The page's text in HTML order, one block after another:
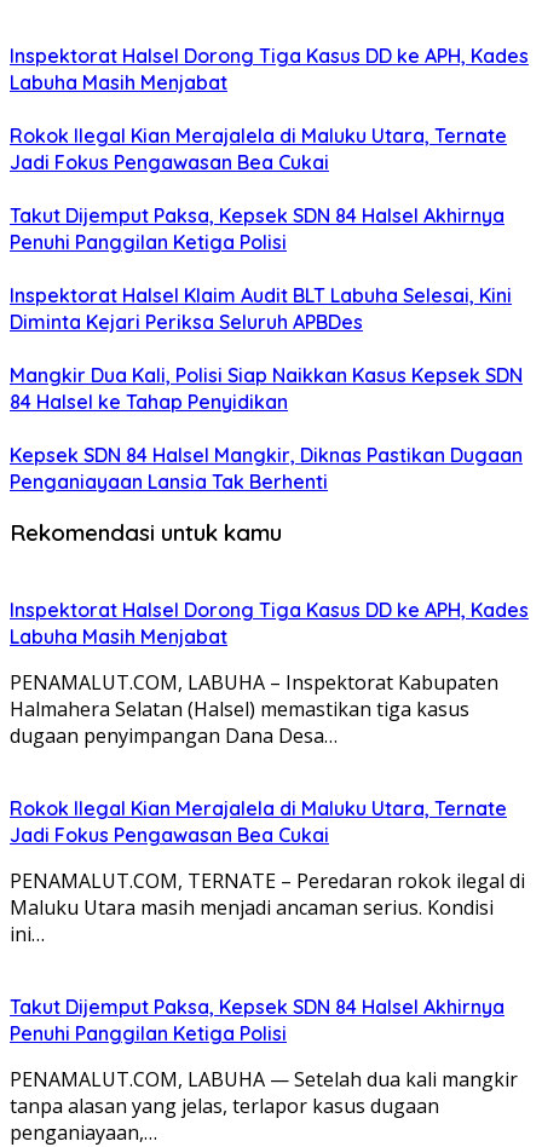
Inspektorat Halsel Dorong Tiga Kasus DD ke APH, Kades
Labuha Masih Menjabat
Rokok Ilegal Kian Merajalela di Maluku Utara, Ternate
Jadi Fokus Pengawasan Bea Cukai
Takut Dijemput Paksa, Kepsek SDN 84 Halsel Akhirnya
Penuhi Panggilan Ketiga Polisi
Inspektorat Halsel Klaim Audit BLT Labuha Selesai, Kini
Diminta Kejari Periksa Seluruh APBDes
Mangkir Dua Kali, Polisi Siap Naikkan Kasus Kepsek SDN
84 Halsel ke Tahap Penyidikan
Kepsek SDN 84 Halsel Mangkir, Diknas Pastikan Dugaan
Penganiayaan Lansia Tak Berhenti
Rekomendasi untuk kamu
Inspektorat Halsel Dorong Tiga Kasus DD ke APH, Kades
Labuha Masih Menjabat
PENAMALUT.COM, LABUHA – Inspektorat Kabupaten
Halmahera Selatan (Halsel) memastikan tiga kasus
dugaan penyimpangan Dana Desa…
Rokok Ilegal Kian Merajalela di Maluku Utara, Ternate
Jadi Fokus Pengawasan Bea Cukai
PENAMALUT.COM, TERNATE – Peredaran rokok ilegal di
Maluku Utara masih menjadi ancaman serius. Kondisi
ini…
Takut Dijemput Paksa, Kepsek SDN 84 Halsel Akhirnya
Penuhi Panggilan Ketiga Polisi
PENAMALUT.COM, LABUHA — Setelah dua kali mangkir
tanpa alasan yang jelas, terlapor kasus dugaan
penganiayaan,…